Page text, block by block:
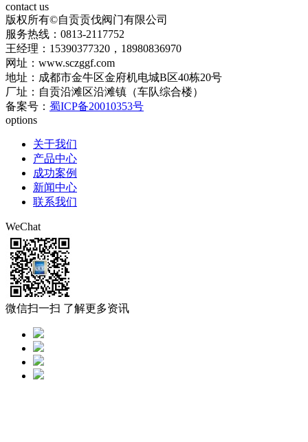
contact us
版权所有©自贡贡伐阀门有限公司
服务热线：0813-2117752
王经理：15390377320，18980836970
网址：www.sczggf.com
地址：成都市金牛区金府机电城B区40栋20号
厂址：自贡沿滩区沿滩镇（车队综合楼）
备案号： 蜀ICP备20010353号
options
关于我们
产品中心
成功案例
新闻中心
联系我们
WeChat
微信扫一扫 了解更多资讯